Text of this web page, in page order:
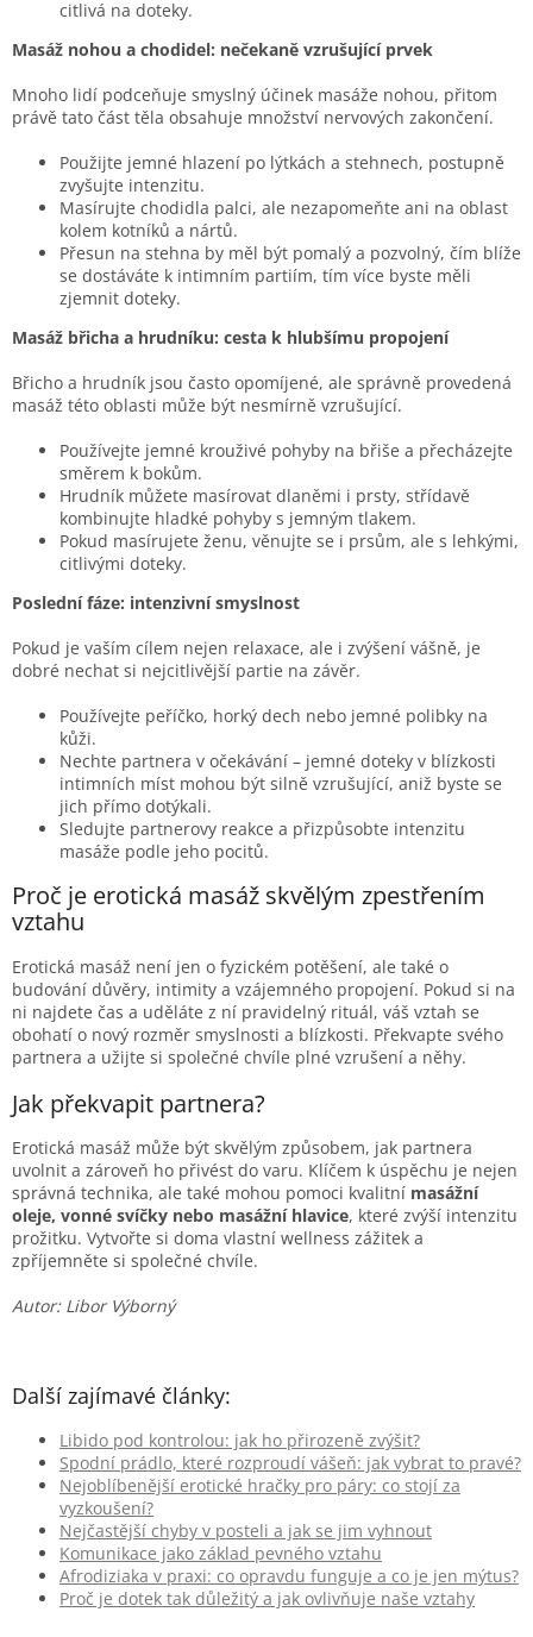
citlivá na doteky.
Masáž nohou a chodidel: nečekaně vzrušující prvek
Mnoho lidí podceňuje smyslný účinek masáže nohou, přitom
právě tato část těla obsahuje množství nervových zakončení.
Použijte jemné hlazení po lýtkách a stehnech, postupně
zvyšujte intenzitu.
Masírujte chodidla palci, ale nezapomeňte ani na oblast
kolem kotníků a nártů.
Přesun na stehna by měl být pomalý a pozvolný, čím blíže
se dostáváte k intimním partiím, tím více byste měli
zjemnit doteky.
Masáž břicha a hrudníku: cesta k hlubšímu propojení
Břicho a hrudník jsou často opomíjené, ale správně provedená
masáž této oblasti může být nesmírně vzrušující.
Používejte jemné krouživé pohyby na břiše a přecházejte
směrem k bokům.
Hrudník můžete masírovat dlaněmi i prsty, střídavě
kombinujte hladké pohyby s jemným tlakem.
Pokud masírujete ženu, věnujte se i prsům, ale s lehkými,
citlivými doteky.
Poslední fáze: intenzivní smyslnost
Pokud je vaším cílem nejen relaxace, ale i zvýšení vášně, je
dobré nechat si nejcitlivější partie na závěr.
Používejte peříčko, horký dech nebo jemné polibky na
kůži.
Nechte partnera v očekávání – jemné doteky v blízkosti
intimních míst mohou být silně vzrušující, aniž byste se
jich přímo dotýkali.
Sledujte partnerovy reakce a přizpůsobte intenzitu
masáže podle jeho pocitů.
Proč je erotická masáž skvělým zpestřením
vztahu
Erotická masáž není jen o fyzickém potěšení, ale také o
budování důvěry, intimity a vzájemného propojení. Pokud si na
ni najdete čas a uděláte z ní pravidelný rituál, váš vztah se
obohatí o nový rozměr smyslnosti a blízkosti. Překvapte svého
partnera a užijte si společné chvíle plné vzrušení a něhy.
Jak překvapit partnera?
Erotická masáž může být skvělým způsobem, jak partnera
uvolnit a zároveň ho přivést do varu. Klíčem k úspěchu je nejen
správná technika, ale také mohou pomoci kvalitní masážní
oleje, vonné svíčky nebo masážní hlavice, které zvýší intenzitu
prožitku. Vytvořte si doma vlastní wellness zážitek a
zpříjemněte si společné chvíle.
Autor: Libor Výborný
Další zajímavé články:
Libido pod kontrolou: jak ho přirozeně zvýšit?
Spodní prádlo, které rozproudí vášeň: jak vybrat to pravé?
Nejoblíbenější erotické hračky pro páry: co stojí za
vyzkoušení?
Nejčastější chyby v posteli a jak se jim vyhnout
Komunikace jako základ pevného vztahu
Afrodiziaka v praxi: co opravdu funguje a co je jen mýtus?
Proč je dotek tak důležitý a jak ovlivňuje naše vztahy